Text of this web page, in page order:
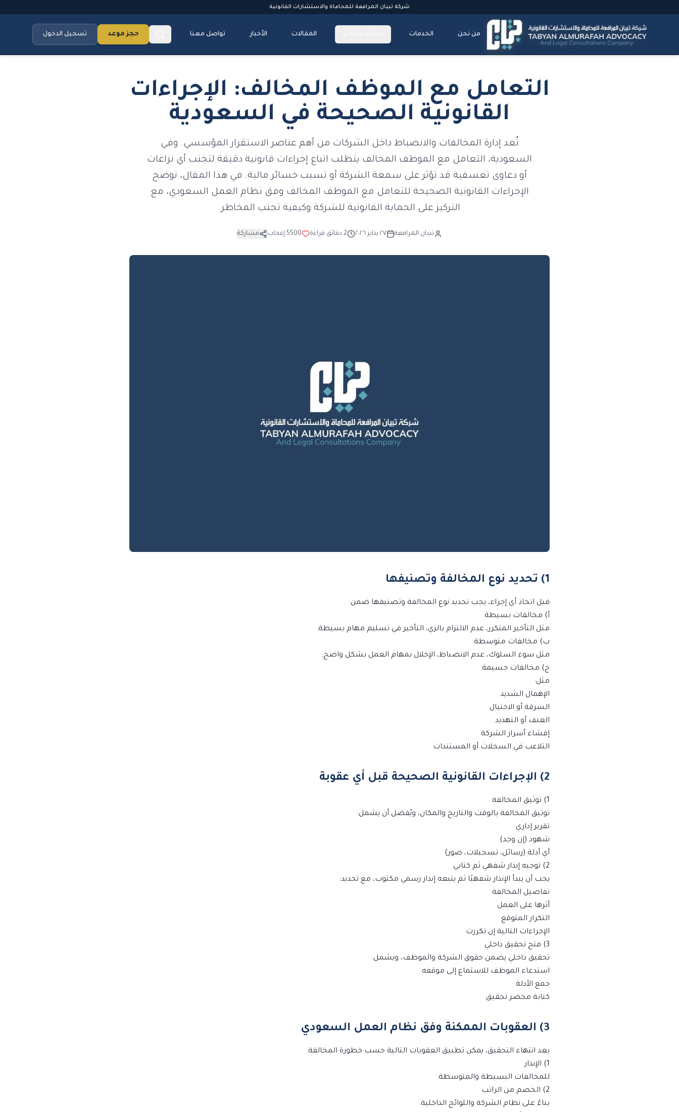
شركة تبيان المرافعة للمحاماة والاستشارات القانونية
من نحن الخدمات المقالات الأخبار تواصل معنا حجز موعد تسجيل الدخول
التعامل مع الموظف المخالف: الإجراءات
القانونية الصحيحة في السعودية
تُعد إدارة المخالفات والانضباط داخل الشركات من أهم عناصر الاستقرار المؤسسي. وفي
السعودية، التعامل مع الموظف المخالف يتطلب اتباع إجراءات قانونية دقيقة لتجنب أي نزاعات
أو دعاوى تعسفية قد تؤثر على سمعة الشركة أو تسبب خسائر مالية. في هذا المقال، نوضح
الإجراءات القانونية الصحيحة للتعامل مع الموظف المخالف وفق نظام العمل السعودي، مع
التركيز على الحماية القانونية للشركة وكيفية تجنب المخاطر.
تبيان المرافعة ٢٧ يناير ٢٠٢٦ 2 دقائق قراءة 5500 إعجاب مشاركة
1) تحديد نوع المخالفة وتصنيفها
قبل اتخاذ أي إجراء، يجب تحديد نوع المخالفة وتصنيفها ضمن:
أ) مخالفات بسيطة
مثل التأخير المتكرر، عدم الالتزام بالزي، التأخير في تسليم مهام بسيطة.
ب) مخالفات متوسطة
مثل سوء السلوك، عدم الانضباط، الإخلال بمهام العمل بشكل واضح.
ج) مخالفات جسيمة
مثل:
الإهمال الشديد
السرقة أو الاحتيال
العنف أو التهديد
إفشاء أسرار الشركة
التلاعب في السجلات أو المستندات
2) الإجراءات القانونية الصحيحة قبل أي عقوبة
1) توثيق المخالفة
توثيق المخالفة بالوقت والتاريخ والمكان، ويُفضل أن يشمل:
تقرير إداري
شهود (إن وجد)
أي أدلة (رسائل، تسجيلات، صور)
2) توجيه إنذار شفهي ثم كتابي
يجب أن يبدأ الإنذار شفهيًا ثم يتبعه إنذار رسمي مكتوب، مع تحديد:
تفاصيل المخالفة
أثرها على العمل
التكرار المتوقع
الإجراءات التالية إن تكررت
3) فتح تحقيق داخلي
تحقيق داخلي يضمن حقوق الشركة والموظف، ويشمل:
استدعاء الموظف للاستماع إلى موقفه
جمع الأدلة
كتابة محضر تحقيق
3) العقوبات الممكنة وفق نظام العمل السعودي
بعد انتهاء التحقيق، يمكن تطبيق العقوبات التالية حسب خطورة المخالفة:
1) الإنذار
للمخالفات البسيطة والمتوسطة.
2) الخصم من الراتب
بناءً على نظام الشركة واللوائح الداخلية.